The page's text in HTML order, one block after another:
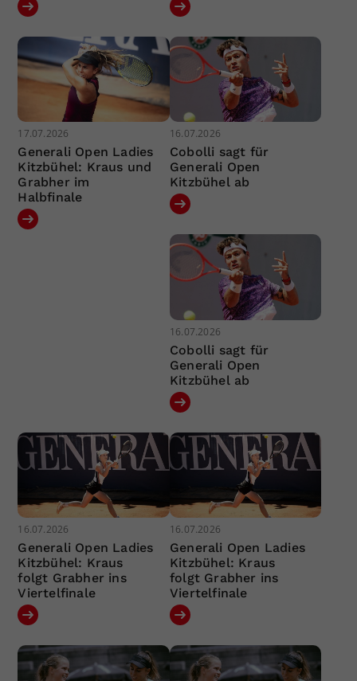
17.07.2026
Generali Open Ladies
Kitzbühel: Kraus und
Grabher im
Halbfinale
16.07.2026
Cobolli sagt für
Generali Open
Kitzbühel ab
16.07.2026
Cobolli sagt für
Generali Open
Kitzbühel ab
16.07.2026
Generali Open Ladies
Kitzbühel: Kraus
folgt Grabher ins
Viertelfinale
16.07.2026
Generali Open Ladies
Kitzbühel: Kraus
folgt Grabher ins
Viertelfinale